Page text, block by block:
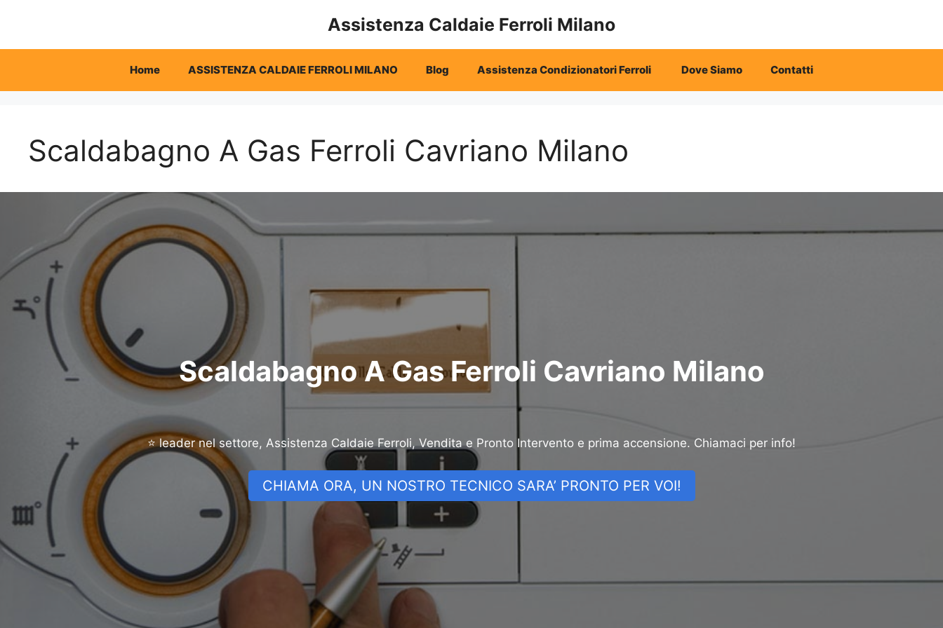
Assistenza Caldaie Ferroli Milano
Home ASSISTENZA CALDAIE FERROLI MILANO Blog Assistenza Condizionatori Ferroli Dove Siamo Contatti
Scaldabagno A Gas Ferroli Cavriano Milano
Scaldabagno A Gas Ferroli Cavriano Milano
⭐ leader nel settore, Assistenza Caldaie Ferroli, Vendita e Pronto Intervento e prima accensione. Chiamaci per info!
CHIAMA ORA, UN NOSTRO TECNICO SARA’ PRONTO PER VOI!